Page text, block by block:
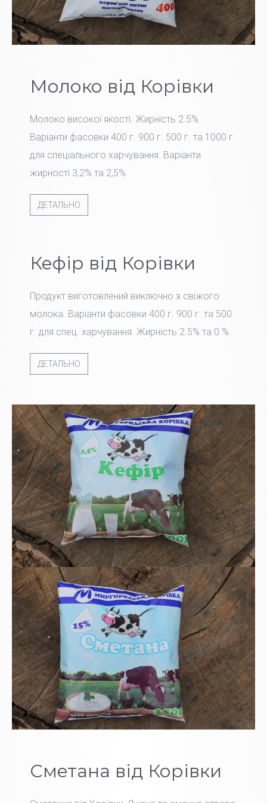
Молоко від Корівки
Молоко високої якості. Жирність 2.5%.
Варіанти фасовки 400 г. 900 г. 500 г. та 1000 г.
для спеціального харчування. Варіанти
жирності 3,2% та 2,5%.
ДЕТАЛЬНО
Кефір від Корівки
Продукт виготовлений виключно з свіжого
молока. Варіанти фасовки 400 г. 900 г. та 500
г. для спец. харчування. Жирність 2.5% та 0 %.
ДЕТАЛЬНО
Сметана від Корівки